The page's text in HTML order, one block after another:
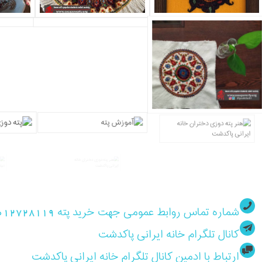
شماره تماس روابط عمومی جهت خرید پته 09012728119
کانال تلگرام خانه ایرانی پاکدشت
ارتباط با ادمین کانال تلگرام خانه ایرانی پاکدشت